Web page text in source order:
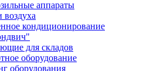
аппараты
кондиционирование
для складов
оборудование
оборудования